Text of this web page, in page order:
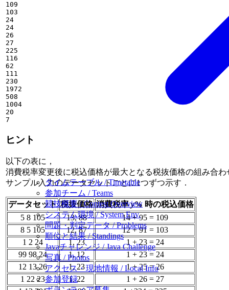
タイムテーブル / Timetable
参加チーム / Teams
競技概要 / Contest Overview
システム環境 / System Env.
問題・判定データ / Problems
順位と結果 / Standings
Javaチャレンジ / Java Challenge
写真 / Photos
アクセス・現地情報 / Local Info
参加登録
109
103
24
24
26
27
225
116
62
111
230
1972
508
1004
20
ヒント
以下の表に，
消費税率変更後に税込価格が最大となる税抜価格の組み合わ
サンプル入力のデータセットごとに1つずつ示す．
データセット 税抜価格 消費税率y% 時の税込価格
5 8 105
13, 88
14 + 95 = 109
8 5 105
12, 87
12 + 91 = 103
1 2 24
1, 23
1 + 23 = 24
99 98 24
1, 12
1 + 23 = 24
12 13 26
1, 23
1 + 25 = 26
1 22 23
1, 22
1 + 26 = 27